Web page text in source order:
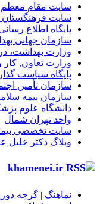
سایت مقام معظم
سایت
پایگاه اطلاع
سازمان جهانی
وزارت بهداشت،
وزارت تعاون, کار
پایگاه سیاست
سازمان تأمین
سازمان بیمه
دانشگاه علوم
واحد تهران شمال
سایت تخصصی
وبلاگ دکتر خلیل
khamenei.ir
نماهنگ |‌ گرچه